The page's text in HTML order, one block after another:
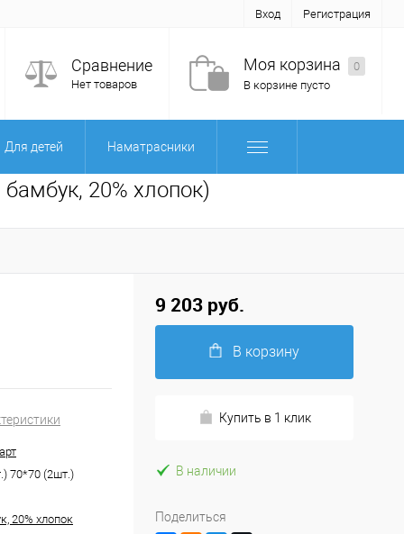
Вход Регистрация
Сравнение
Нет товаров
Моя корзина
0
В корзине пусто
Для детей Наматрасники
20% хлопок)
70*70 (2шт.)
20% хлопок
9 203 руб.
В корзину
Купить в 1 клик
В наличии
Поделиться